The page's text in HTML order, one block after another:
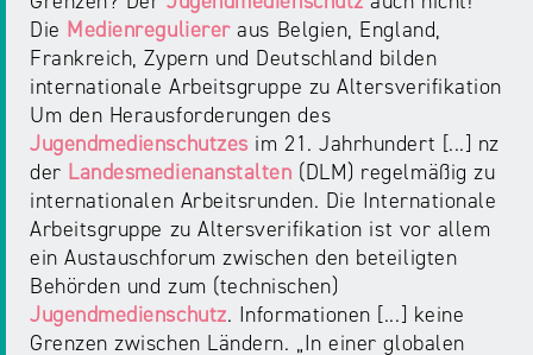
Die Medienreguliereraus Belgien, England,
Frankreich, Zypern und Deutschland bilden
internationale Arbeitsgruppe zu Altersverifikation
Um den Herausforderungen des
Jugendmedienschutzes im 21. Jahrhundert [...] nz
der Landesmedienanstalten (DLM) regelmäßig zu
internationalen Arbeitsrunden. Die Internationale
Arbeitsgruppe zu Altersverifikation ist vor allem
ein Austauschforum zwischen den beteiligten
Behörden und zum (technischen)
Jugendmedienschutz. Informationen [...] keine
Grenzen zwischen Ländern. „In einer globalen